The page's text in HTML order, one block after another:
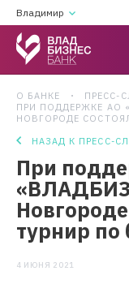
Владимир
О БАНКЕ
ПРЕСС-
ПРИ ПОДДЕРЖКЕ АО
НОВГОРОДЕ
НАЗАД К ПРЕСС-
При
турнир по
4 ИЮНЯ 2021